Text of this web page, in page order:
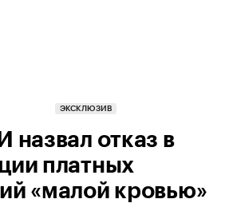
ЭКСКЛЮЗИВ
назвал отказ в
платных
«малой кровью»